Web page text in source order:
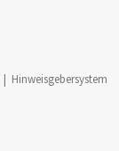
| Hinweisgebersystem